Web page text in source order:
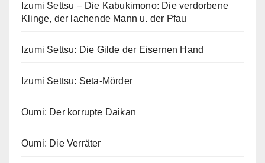
Izumi Settsu – Die Kabukimono: Die verdorbene
Klinge, der lachende Mann u. der Pfau
Izumi Settsu: Die Gilde der Eisernen Hand
Izumi Settsu: Seta-Mörder
Oumi: Der korrupte Daikan
Oumi: Die Verräter